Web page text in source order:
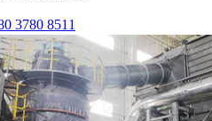
3780 8511